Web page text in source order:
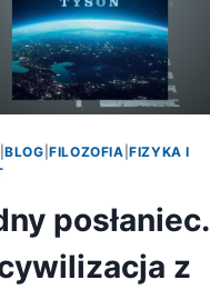
|BLOG |FILOZOFIA |FIZYKA I
posłaniec.
z